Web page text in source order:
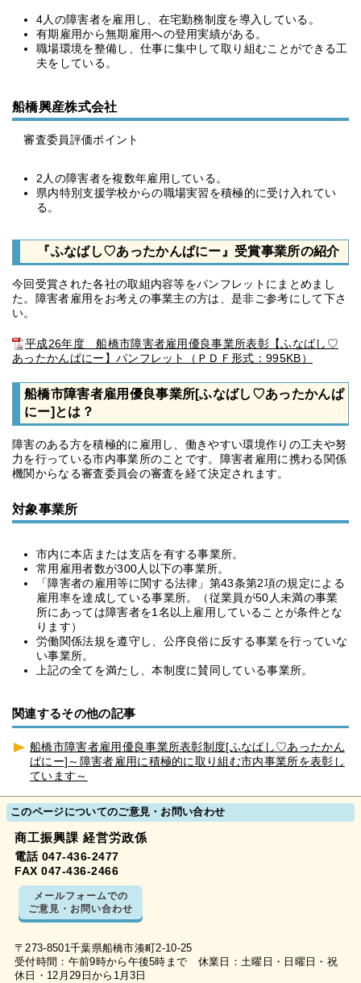
4人の障害者を雇用し、在宅勤務制度を導入している。
有期雇用から無期雇用への登用実績がある。
職場環境を整備し、仕事に集中して取り組むことができる工
夫をしている。
船橋興産株式会社
審査委員評価ポイント
2人の障害者を複数年雇用している。
県内特別支援学校からの職場実習を積極的に受け入れてい
る。
『ふなばし♡あったかんぱにー』受賞事業所の紹介
今回受賞された各社の取組内容等をパンフレットにまとめまし
た。障害者雇用をお考えの事業主の方は、是非ご参考にして下さ
い。
平成26年度 船橋市障害者雇用優良事業所表彰【ふなばし♡
あったかんぱにー】パンフレット（ＰＤＦ形式：995KB）
船橋市障害者雇用優良事業所[ふなばし♡あったかんぱ
にー]とは？
障害のある方を積極的に雇用し、働きやすい環境作りの工夫や努
力を行っている市内事業所のことです。障害者雇用に携わる関係
機関からなる審査委員会の審査を経て決定されます。
対象事業所
市内に本店または支店を有する事業所。
常用雇用者数が300人以下の事業所。
「障害者の雇用等に関する法律」第43条第2項の規定による
雇用率を達成している事業所。（従業員が50人未満の事業
所にあっては障害者を1名以上雇用していることが条件とな
ります）
労働関係法規を遵守し、公序良俗に反する事業を行っていな
い事業所。
上記の全てを満たし、本制度に賛同している事業所。
関連するその他の記事
船橋市障害者雇用優良事業所表彰制度[ふなばし♡あったかん
ぱにー]～障害者雇用に積極的に取り組む市内事業所を表彰し
ています～
このページについてのご意見・お問い合わせ
商工振興課 経営労政係
電話 047-436-2477
FAX 047-436-2466
メールフォームでの
ご意見・お問い合わせ
〒273-8501千葉県船橋市湊町2-10-25
受付時間：午前9時から午後5時まで 休業日：土曜日・日曜日・祝
休日・12月29日から1月3日